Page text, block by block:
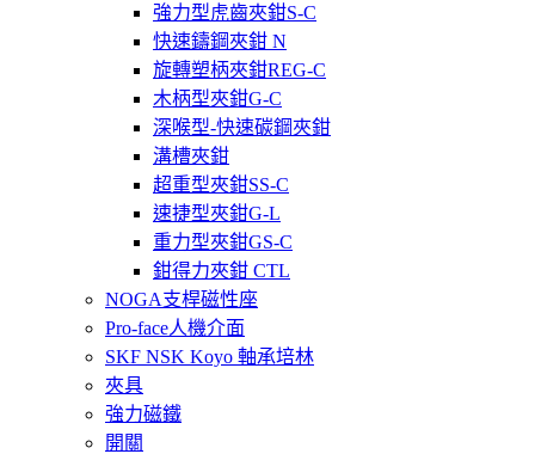
強力型虎齒夾鉗S-C
快速鑄鋼夾鉗 N
旋轉塑柄夾鉗REG-C
木柄型夾鉗G-C
深喉型-快速碳鋼夾鉗
溝槽夾鉗
超重型夾鉗SS-C
速捷型夾鉗G-L
重力型夾鉗GS-C
鉗得力夾鉗 CTL
NOGA支桿磁性座
Pro-face人機介面
SKF NSK Koyo 軸承培林
夾具
強力磁鐵
開關